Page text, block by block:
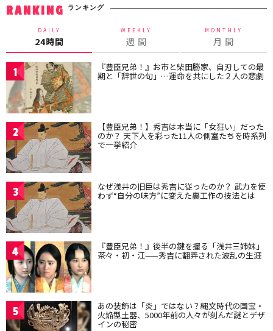
RANKING ランキング
DAILY
24時間
WEEKLY
週 間
MONTHLY
月 間
1 『豊臣兄弟！』お市と柴田勝家、自刃しての最
期と「辞世の句」…運命を共にした２人の悲劇
2 【豊臣兄弟！】秀吉は本当に「女狂い」だった
のか？ 天下人を彩った11人の側室たちを時系列
で一挙紹介
3 なぜ浅井の旧臣は秀吉に従ったのか？ 武力を使
わず“自分の味方”に変えた裏工作の技法とは
4 『豊臣兄弟！』後半の鍵を握る「浅井三姉妹」
茶々・初・江——秀吉に翻弄された波乱の生涯
5 あの装飾は「炎」ではない？縄文時代の国宝・
火焔型土器、5000年前の人々が刻んだ謎とデザ
インの秘密